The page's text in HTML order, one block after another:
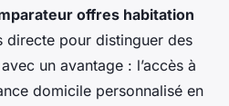
offres habitation
directe pour distinguer des
un avantage : l’accès à
domicile personnalisé en